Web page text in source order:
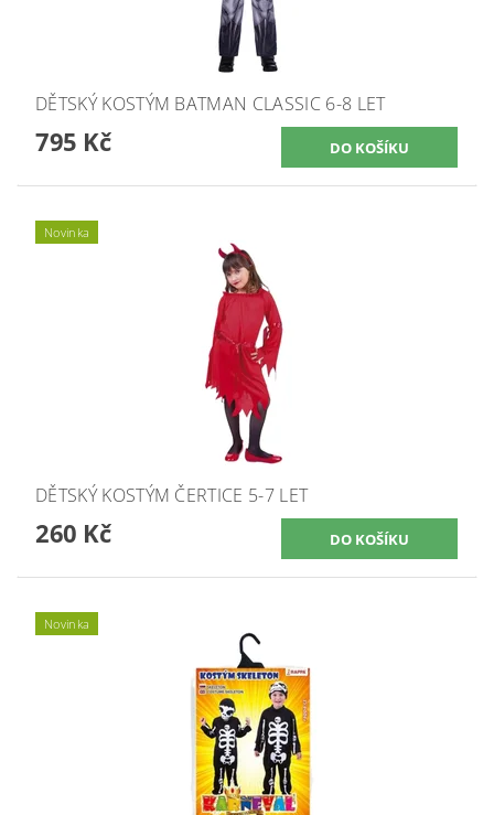
DĚTSKÝ KOSTÝM BATMAN CLASSIC 6-8 LET
795 Kč
Novinka
DĚTSKÝ KOSTÝM ČERTICE 5-7 LET
260 Kč
Novinka